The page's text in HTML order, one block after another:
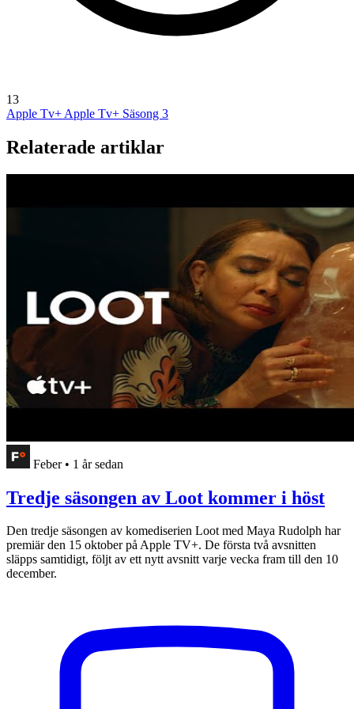
13
Apple Tv+ Apple Tv+ Säsong 3
Relaterade artiklar
Feber • 1 år sedan
Tredje säsongen av Loot kommer i höst
Den tredje säsongen av komediserien Loot med Maya Rudolph har
premiär den 15 oktober på Apple TV+. De första två avsnitten
släpps samtidigt, följt av ett nytt avsnitt varje vecka fram till den 10
december.